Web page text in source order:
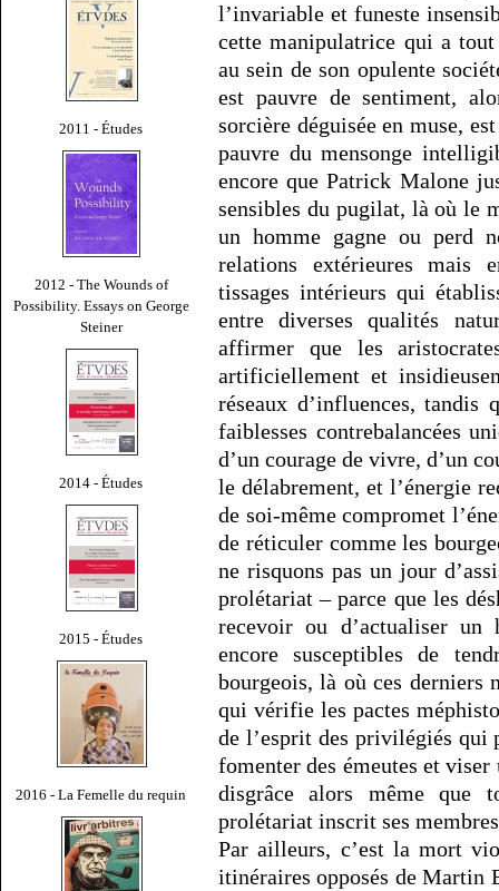
2011 - Études
2012 - The Wounds of
Possibility. Essays on George
Steiner
2014 - Études
2015 - Études
2016 - La Femelle du requin
l’invariable et funeste
cette manipulatrice qui a
au sein de son opulente
est pauvre de sentiment,
sorcière déguisée en muse,
pauvre du mensonge
encore que Patrick Malone
sensibles du pugilat, là où le
un homme gagne ou perd
relations extérieures mais
tissages intérieurs qui
entre diverses qualités
affirmer que les
artificiellement et
réseaux d’influences,
faiblesses contrebalancées
d’un courage de vivre, d’un
le délabrement, et l’énergie
de soi-même compromet
de réticuler comme les
ne risquons pas un jour
prolétariat – parce que les
recevoir ou d’actualiser
encore susceptibles de
bourgeois, là où ces derniers
qui vérifie les pactes
de l’esprit des privilégiés qui
fomenter des émeutes et
disgrâce alors même que
prolétariat inscrit ses
Par ailleurs, c’est la mort
itinéraires opposés de Martin